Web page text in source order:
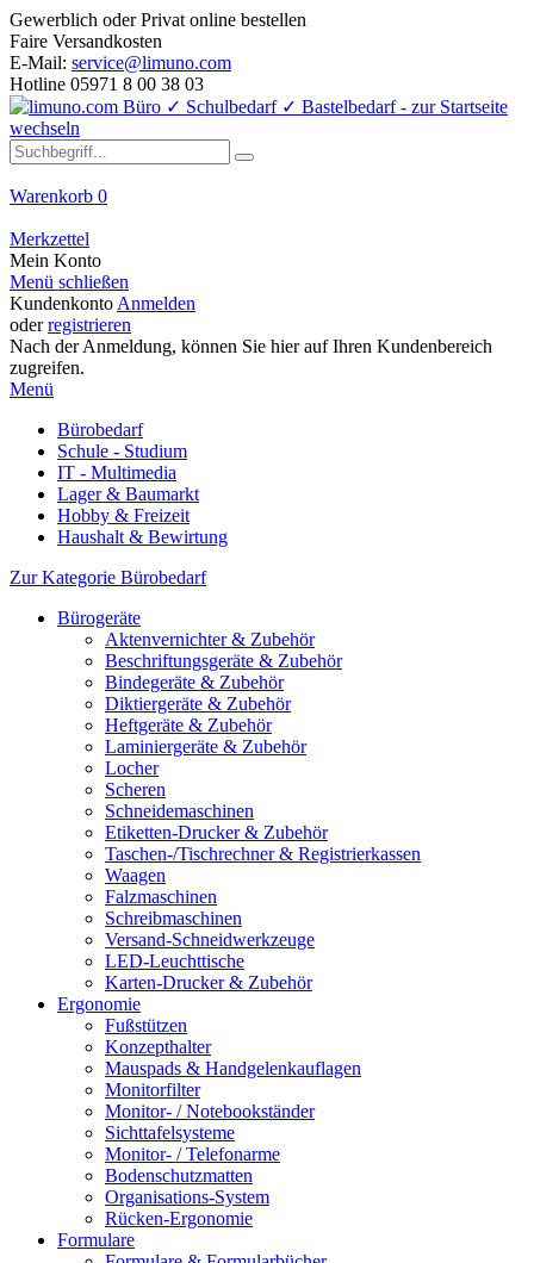
Gewerblich oder Privat online bestellen
Faire Versandkosten
E-Mail: service@limuno.com
Hotline 05971 8 00 38 03
Warenkorb 0
Merkzettel
Mein Konto
Menü schließen
Kundenkonto Anmelden
oderregistrieren
Nach der Anmeldung, können Sie hier auf Ihren Kundenbereich
zugreifen.
Menü
Bürobedarf
Schule - Studium
IT - Multimedia
Lager & Baumarkt
Hobby & Freizeit
Haushalt & Bewirtung
Zur Kategorie Bürobedarf
Bürogeräte
Aktenvernichter & Zubehör
Beschriftungsgeräte & Zubehör
Bindegeräte & Zubehör
Diktiergeräte & Zubehör
Heftgeräte & Zubehör
Laminiergeräte & Zubehör
Locher
Scheren
Schneidemaschinen
Etiketten-Drucker & Zubehör
Taschen-/Tischrechner & Registrierkassen
Waagen
Falzmaschinen
Schreibmaschinen
Versand-Schneidwerkzeuge
LED-Leuchttische
Karten-Drucker & Zubehör
Ergonomie
Fußstützen
Konzepthalter
Mauspads & Handgelenkauflagen
Monitorfilter
Monitor- / Notebookständer
Sichttafelsysteme
Monitor- / Telefonarme
Bodenschutzmatten
Organisations-System
Rücken-Ergonomie
Formulare